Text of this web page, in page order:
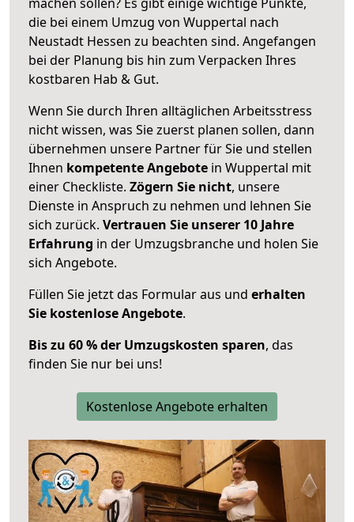
die bei einem Umzug von Wuppertal nach
Neustadt Hessen zu beachten sind. Angefangen
bei der Planung bis hin zum Verpacken Ihres
kostbaren Hab & Gut.
Wenn Sie durch Ihren alltäglichen Arbeitsstress
nicht wissen, was Sie zuerst planen sollen, dann
übernehmen unsere Partner für Sie und stellen
Ihnen kompetente Angebote in Wuppertal mit
einer Checkliste. Zögern Sie nicht, unsere
Dienste in Anspruch zu nehmen und lehnen Sie
sich zurück. Vertrauen Sie unserer 10 Jahre
Erfahrung in der Umzugsbranche und holen Sie
sich Angebote.
Füllen Sie jetzt das Formular aus und erhalten
Sie kostenlose Angebote.
Bis zu 60 % der Umzugskosten sparen, das
finden Sie nur bei uns!
Kostenlose Angebote erhalten